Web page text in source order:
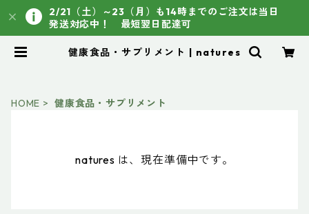
2/21（土）～23（月）も14時までのご注文は当日
発送対応中！ 最短翌日配達可
健康食品・サプリメント | natures
HOME 健康食品・サプリメント
natures は、現在準備中です。